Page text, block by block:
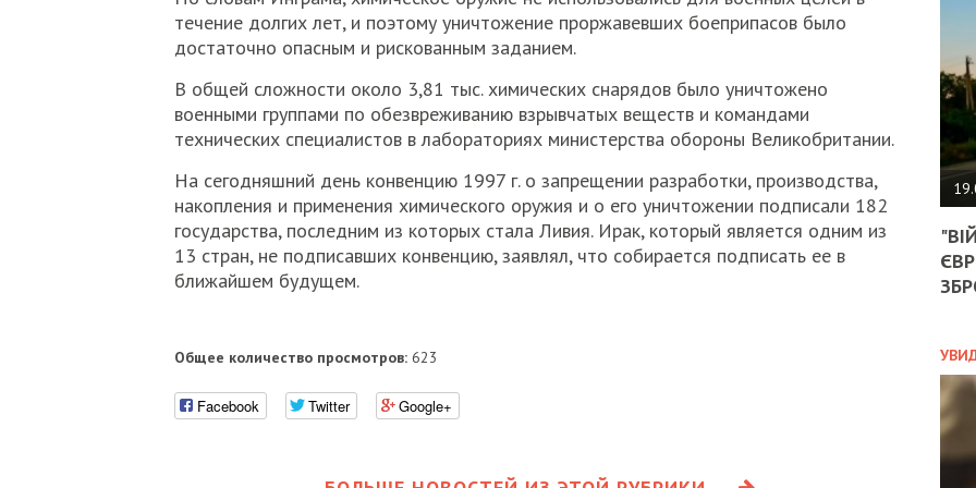
течение долгих лет, и поэтому уничтожение проржавевших боеприпасов было
достаточно опасным и рискованным заданием.
В общей сложности около 3,81 тыс. химических снарядов было уничтожено
военными группами по обезвреживанию взрывчатых веществ и командами
технических специалистов в лабораториях министерства обороны Великобритании.
На сегодняшний день конвенцию 1997 г. о запрещении разработки, производства,
накопления и применения химического оружия и о его уничтожении подписали 182
государства, последним из которых стала Ливия. Ирак, который является одним из
13 стран, не подписавших конвенцию, заявлял, что собирается подписать ее в
ближайшем будущем.
Общее количество просмотров:623
Facebook Twitter Google+
НА